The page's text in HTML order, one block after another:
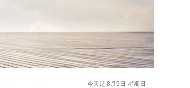
今天是 8月9日 星期日